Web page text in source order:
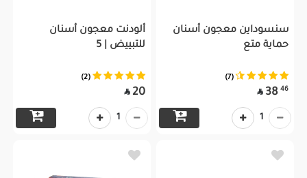
سنسوداين معجون أسنان
حماية متع
(7)
46
38

1
ألودنت معجون أسنان
للتبييض | 5
(2)
20

1